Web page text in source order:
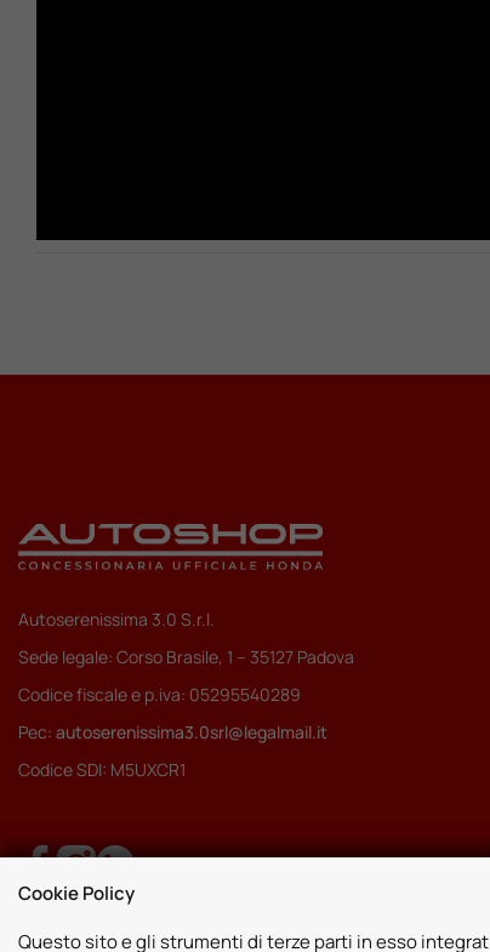
Autoserenissima 3.0 S.r.l.
Sede legale: Corso Brasile, 1 – 35127 Padova
Codice fiscale e p.iva: 05295540289
Pec: autoserenissima3.0srl@legalmail.it
Codice SDI: M5UXCR1
Cookie Policy
Questo sito e gli strumenti di terze parti in esso